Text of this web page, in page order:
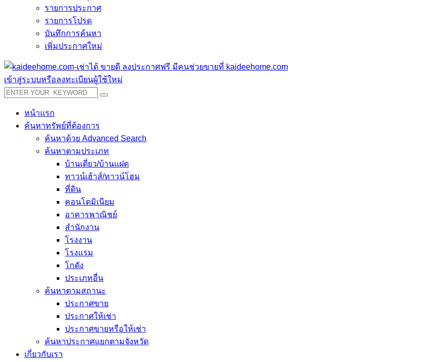
รายการประกาศ
รายการโปรด
บันทึกการค้นหา
เพิ่มประกาศใหม่
เข้าสู่ระบบหรือลงทะเบียนผู้ใช้ใหม่
หน้าแรก
ค้นหาทรัพย์ที่ต้องการ
ค้นหาด้วย Advanced Search
ค้นหาตามประเภท
บ้านเดี่ยว/บ้านแฝด
ทาวน์เฮ้าส์/ทาวน์โฮม
ที่ดิน
คอนโดมิเนียม
อาคารพาณิชย์
สำนักงาน
โรงงาน
โรงแรม
โกดัง
ประเภทอื่น
ค้นหาตามสถานะ
ประกาศขาย
ประกาศให้เช่า
ประกาศขายหรือให้เช่า
ค้นหาประกาศแยกตามจังหวัด
เกี่ยวกับเรา